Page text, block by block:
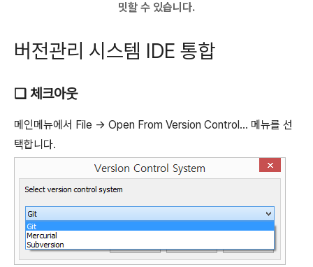
밋할 수 있습니다.
버전관리 시스템 IDE 통합
❑ 체크아웃
메인메뉴에서 File -> Open From Version Control... 메뉴를 선
택합니다.